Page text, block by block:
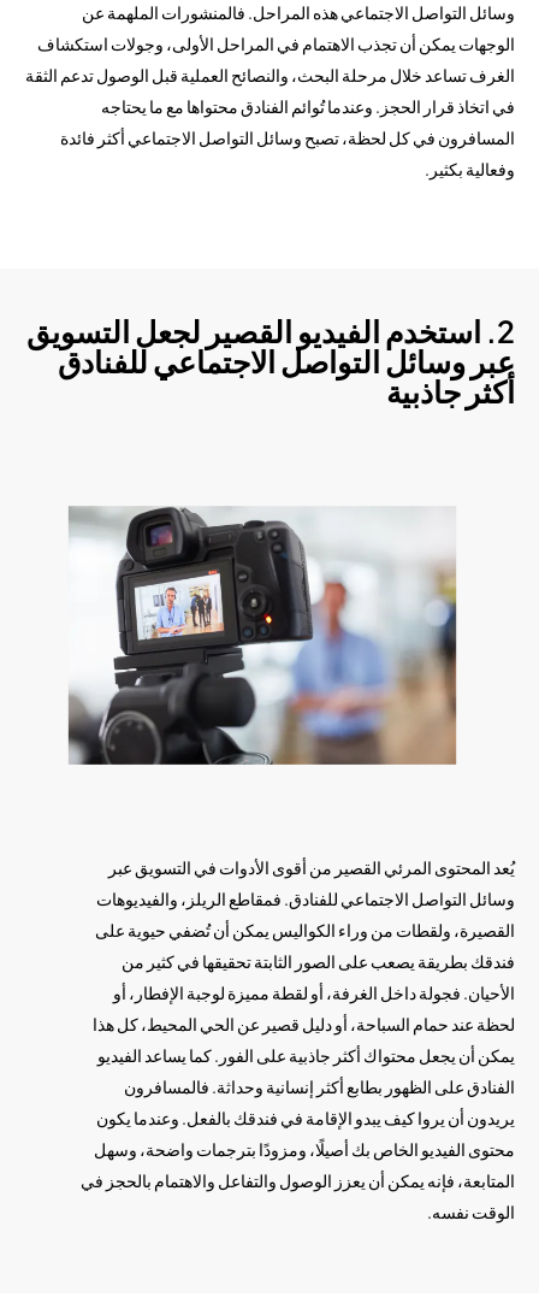
وسائل التواصل الاجتماعي هذه المراحل. فالمنشورات الملهمة عن
الوجهات يمكن أن تجذب الاهتمام في المراحل الأولى، وجولات استكشاف
الغرف تساعد خلال مرحلة البحث، والنصائح العملية قبل الوصول تدعم الثقة
في اتخاذ قرار الحجز. وعندما تُوائم الفنادق محتواها مع ما يحتاجه
المسافرون في كل لحظة، تصبح وسائل التواصل الاجتماعي أكثر فائدة
وفعالية بكثير.
2. استخدم الفيديو القصير لجعل التسويق
عبر وسائل التواصل الاجتماعي للفنادق
أكثر جاذبية
يُعد المحتوى المرئي القصير من أقوى الأدوات في التسويق عبر
وسائل التواصل الاجتماعي للفنادق. فمقاطع الريلز، والفيديوهات
القصيرة، ولقطات من وراء الكواليس يمكن أن تُضفي حيوية على
فندقك بطريقة يصعب على الصور الثابتة تحقيقها في كثير من
الأحيان. فجولة داخل الغرفة، أو لقطة مميزة لوجبة الإفطار، أو
لحظة عند حمام السباحة، أو دليل قصير عن الحي المحيط، كل هذا
يمكن أن يجعل محتواك أكثر جاذبية على الفور. كما يساعد الفيديو
الفنادق على الظهور بطابع أكثر إنسانية وحداثة. فالمسافرون
يريدون أن يروا كيف يبدو الإقامة في فندقك بالفعل. وعندما يكون
محتوى الفيديو الخاص بك أصيلًا، ومزودًا بترجمات واضحة، وسهل
المتابعة، فإنه يمكن أن يعزز الوصول والتفاعل والاهتمام بالحجز في
الوقت نفسه.